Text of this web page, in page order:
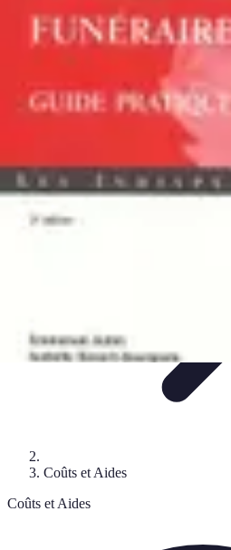
Prestations Funéraires
Conseils et Guides ConseilsPrévoyance
FunéraireComparaisonOrganisation
Prestations Funéraires
Coûts et Aides
Coûts et Aides